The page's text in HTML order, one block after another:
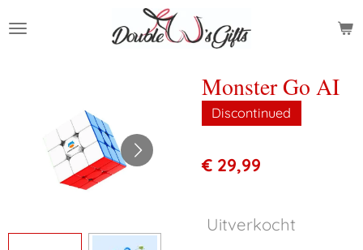
direct
Monster Go AI
Discontinued
€ 29,99
Uitverkocht